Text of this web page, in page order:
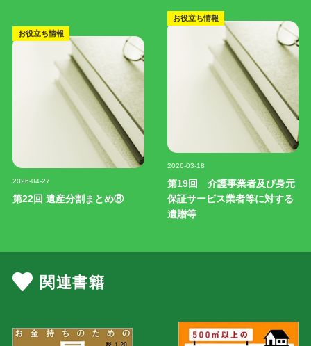
お役立ち情報
2026-04-27
第22回 遺産分割まとめ⑧
お役立ち情報
2026-03-18
第19回 介護事業者及び身元
保証サービス業者等に対する
遺贈等
関連書籍